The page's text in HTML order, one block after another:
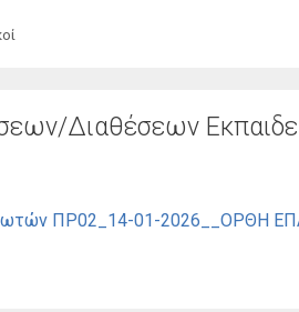
Διαθέσεων
ΠΡ02_14-01-2026__ΟΡΘΗ